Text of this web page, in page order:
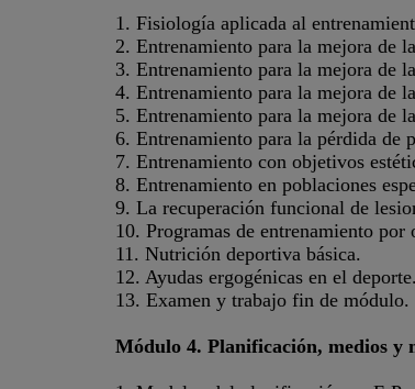
1. Fisiología aplicada al
2. Entrenamiento para la mejora de
3. Entrenamiento para la mejora de
4. Entrenamiento para la mejora de
5. Entrenamiento para la mejora de
6. Entrenamiento para la pérdida de
7. Entrenamiento con objetivos
8. Entrenamiento en poblaciones
9. La recuperación funcional de
10. Programas de entrenamiento por
11. Nutrición deportiva básica.
12. Ayudas ergogénicas en el
13. Examen y trabajo fin de módulo.
Módulo 4. Planificación, medios y